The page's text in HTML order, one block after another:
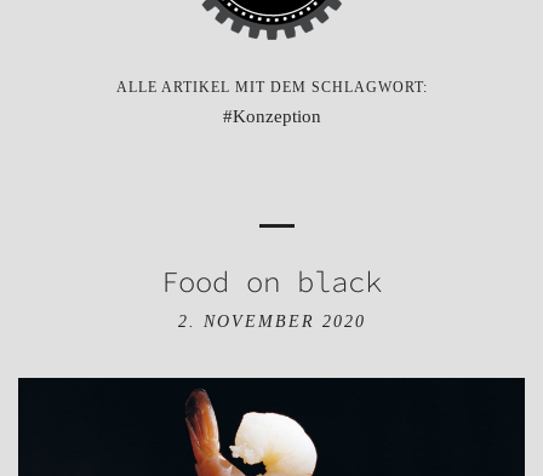
ALLE ARTIKEL MIT DEM SCHLAGWORT:
Konzeption
Food on black
2. NOVEMBER 2020